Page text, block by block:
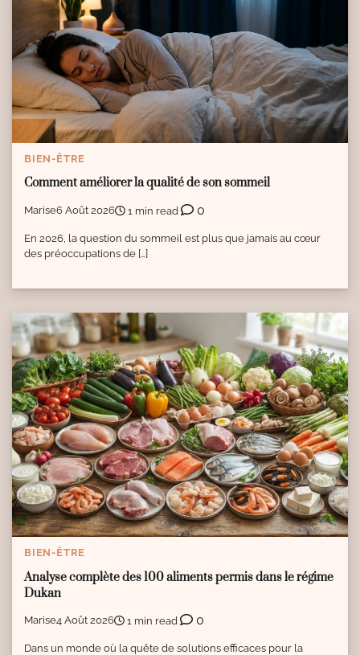
BIEN-ÊTRE
Comment améliorer la qualité de son sommeil
Marise6 Août 2026 1 min read 0
En 2026, la question du sommeil est plus que jamais au cœur
des préoccupations de […]
BIEN-ÊTRE
Analyse complète des 100 aliments permis dans le régime
Dukan
Marise4 Août 2026 1 min read 0
Dans un monde où la quête de solutions efficaces pour la